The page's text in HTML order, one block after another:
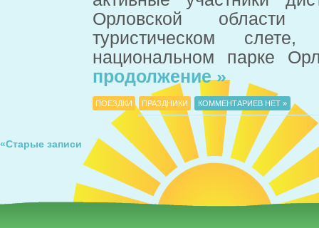
Орловской
туристическом
национальном парке
продолжение »
ПОЕЗДКИ ПРАЗДНИКИ КОММЕНТАРИЕВ НЕТ »
«Старые записи